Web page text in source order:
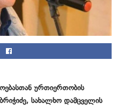
ურთიერთობის
სახალხო დამცველის